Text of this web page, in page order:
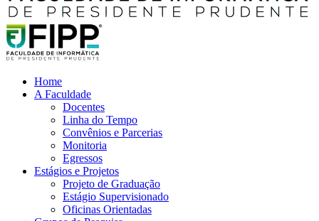
Home
A Faculdade
Docentes
Linha do Tempo
Convênios e Parcerias
Monitoria
Egressos
Estágios e Projetos
Projeto de Graduação
Estágio Supervisionado
Oficinas Orientadas